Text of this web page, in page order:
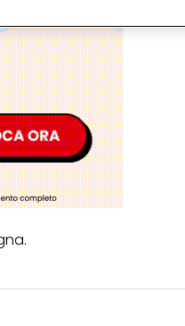
assegnati a te o alla tua
nostra Informativa sulla
e tecnologie simili"). Puoi
sul nostro sito web nella sezione
su questo sito Web, in
su ciascun cookie disponibili
dei tuoi dati / sull'uso
tutto", acconsenti all'uso dei